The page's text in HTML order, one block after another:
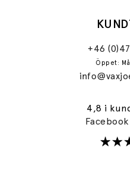
+46
Öppet:
4,8 i